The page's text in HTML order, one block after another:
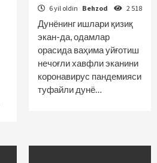
6 yil oldin Behzod 2 518
Дунёнинг ишлари қизиқ
экан-да, одамлар
орасида ваҳима уйғотиш
нечоғли хавфли эканини
коронавирус пандемияси
туфайли дунё…